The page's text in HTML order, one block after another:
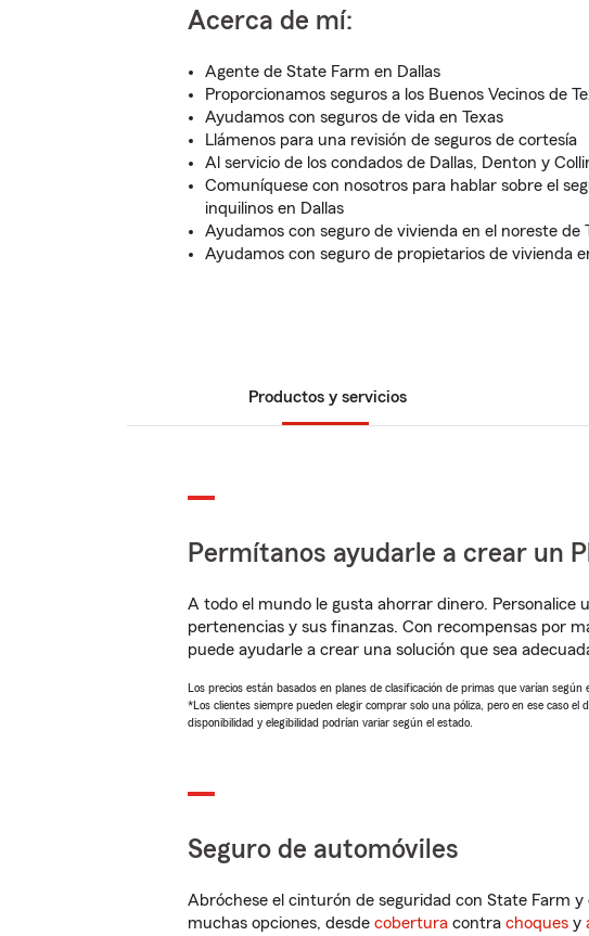
Acerca de mí:
Agente de State Farm en Dallas
Proporcionamos seguros a los Buenos Vecinos de
Ayudamos con seguros de vida en Texas
Llámenos para una revisión de seguros de cortesía
Al servicio de los condados de Dallas, Denton y
Comuníquese con nosotros para hablar sobre el
inquilinos en Dallas
Ayudamos con seguro de vivienda en el noreste de
Ayudamos con seguro de propietarios de vivienda
Productos y servicios
Permítanos ayudarle a crear un
A todo el mundo le gusta ahorrar dinero.
pertenencias y sus finanzas. Con recompensas por
puede ayudarle a crear una solución que sea
Los precios están basados en planes de clasificación de primas que varían
*Los clientes siempre pueden elegir comprar solo una póliza, pero en ese caso
disponibilidad y elegibilidad podrían variar según el estado.
Seguro de automóviles
Abróchese el cinturón de seguridad con State Farm y
muchas opciones, desde cobertura contra choques y